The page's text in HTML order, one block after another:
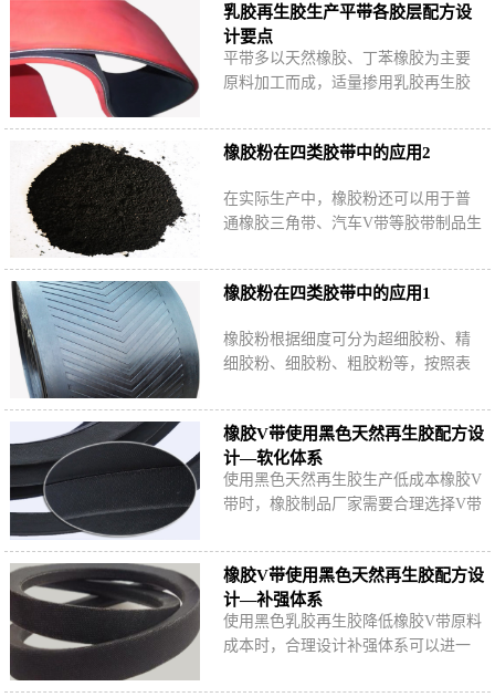
乳胶再生胶生产平带各胶层配方设
计要点
平带多以天然橡胶、丁苯橡胶为主要
原料加工而成，适量掺用乳胶再生胶
原，其中布层擦胶质量直接影响平带
成品使用性能。
橡胶粉在四类胶带中的应用2
在实际生产中，橡胶粉还可以用于普
通橡胶三角带、汽车V带等胶带制品生
地保证产品使用性能与使用寿命。
橡胶粉在四类胶带中的应用1
橡胶粉根据细度可分为超细胶粉、精
细胶粉、细胶粉、粗胶粉等，按照表
不同品种的胶粉可用于不同类型的胶
带生产中。
橡胶V带使用黑色天然再生胶配方设
计—软化体系
使用黑色天然再生胶生产低成本橡胶V
带时，橡胶制品厂家需要合理选择V带
流动性、黏合性和成品硬度等指标。
橡胶V带使用黑色天然再生胶配方设
计—补强体系
使用黑色乳胶再生胶降低橡胶V带原料
成本时，合理设计补强体系可以进一